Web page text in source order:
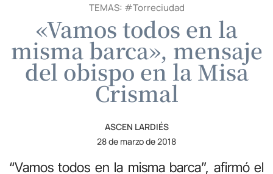
TEMAS: #Torreciudad
«Vamos todos en la
misma barca», mensaje
del obispo en la Misa
Crismal
ASCEN LARDIÉS
28 de marzo de 2018
“Vamos todos en la misma barca”, afirmó el